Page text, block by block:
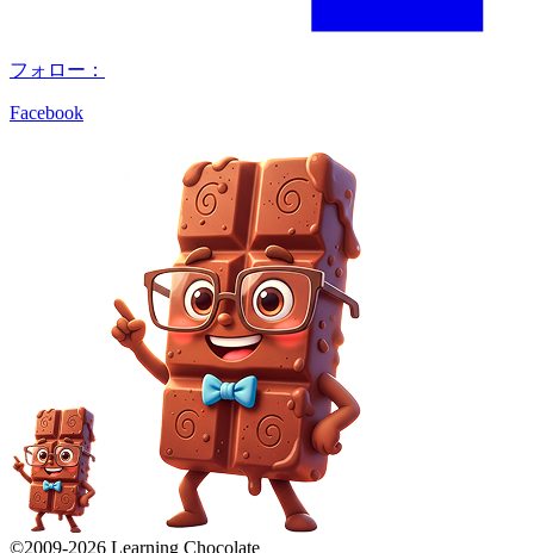
フォロー：
Facebook
©2009-2026 Learning Chocolate